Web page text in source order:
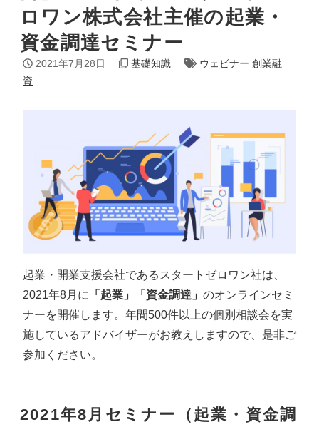
ロワン株式会社主催の起業・
資金調達セミナー
2021年7月28日 基礎知識 ウェビナー 創業融
資
起業・開業支援会社であるスタートゼロワン社は、
2021年8月に 「起業」「資金調達」 のオンラインセミ
ナーを開催します。 年間500件以上の個別相談会を実
施しているアドバイザーがお教えしますので、是非ご
参加ください。
2021年8月セミナー（起業・資金調